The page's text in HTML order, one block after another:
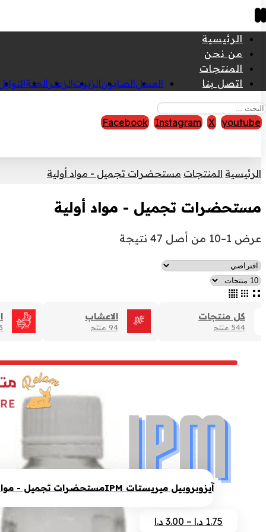
الرئيسية
من نحن
المنتجات
الحنة الزعترالزيوتالصابونالعسل
اتصل بنا
Facebook Instagram X youtube
الرئيسية المنتجات مستحضرات تجميل - مواد أولية
مستحضرات تجميل - مواد أولية
عرض 1–10 من أصل 47 نتيجة
كل منتجات
544 منتج
الاعشاب
94 منتج
آيزوبروبيل ميريستات IPM مستحضرات تجميل -
1.75 د.ا –
3.00 د.ا
هناك